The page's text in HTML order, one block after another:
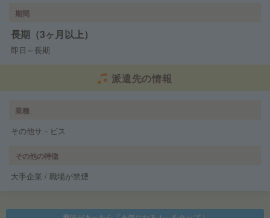
期間
長期（3ヶ月以上）
即日～長期
派遣先の情報
業種
その他サ－ビス
その他の特徴
大手企業 / 職場が禁煙